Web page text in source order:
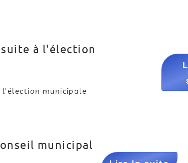
suite à l'élection
l'élection municipale
municipal